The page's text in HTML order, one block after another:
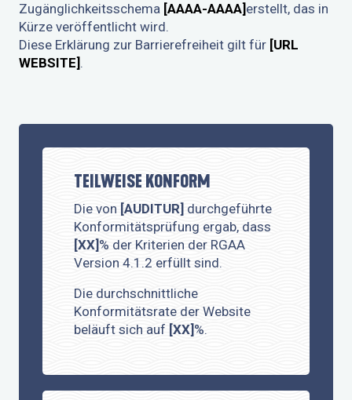
Zugänglichkeitsschema [AAAA-AAAA] erstellt, das in
Kürze veröffentlicht wird.
Diese Erklärung zur Barrierefreiheit gilt für [URL
WEBSITE] .
TEILWEISE KONFORM
Die von [AUDITUR] durchgeführte
Konformitätsprüfung ergab, dass
[XX] % der Kriterien der RGAA
Version 4.1.2 erfüllt sind.
Die durchschnittliche
Konformitätsrate der Website
beläuft sich auf [XX] %.